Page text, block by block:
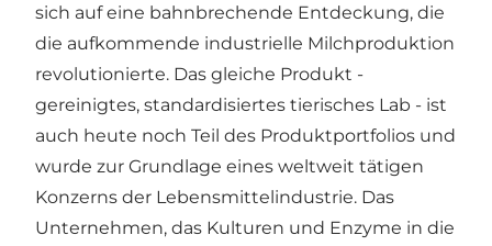
sich auf eine bahnbrechende Entdeckung, die
die aufkommende industrielle Milchproduktion
revolutionierte. Das gleiche Produkt -
gereinigtes, standardisiertes tierisches Lab - ist
auch heute noch Teil des Produktportfolios und
wurde zur Grundlage eines weltweit tätigen
Konzerns der Lebensmittelindustrie. Das
Unternehmen, das Kulturen und Enzyme in die